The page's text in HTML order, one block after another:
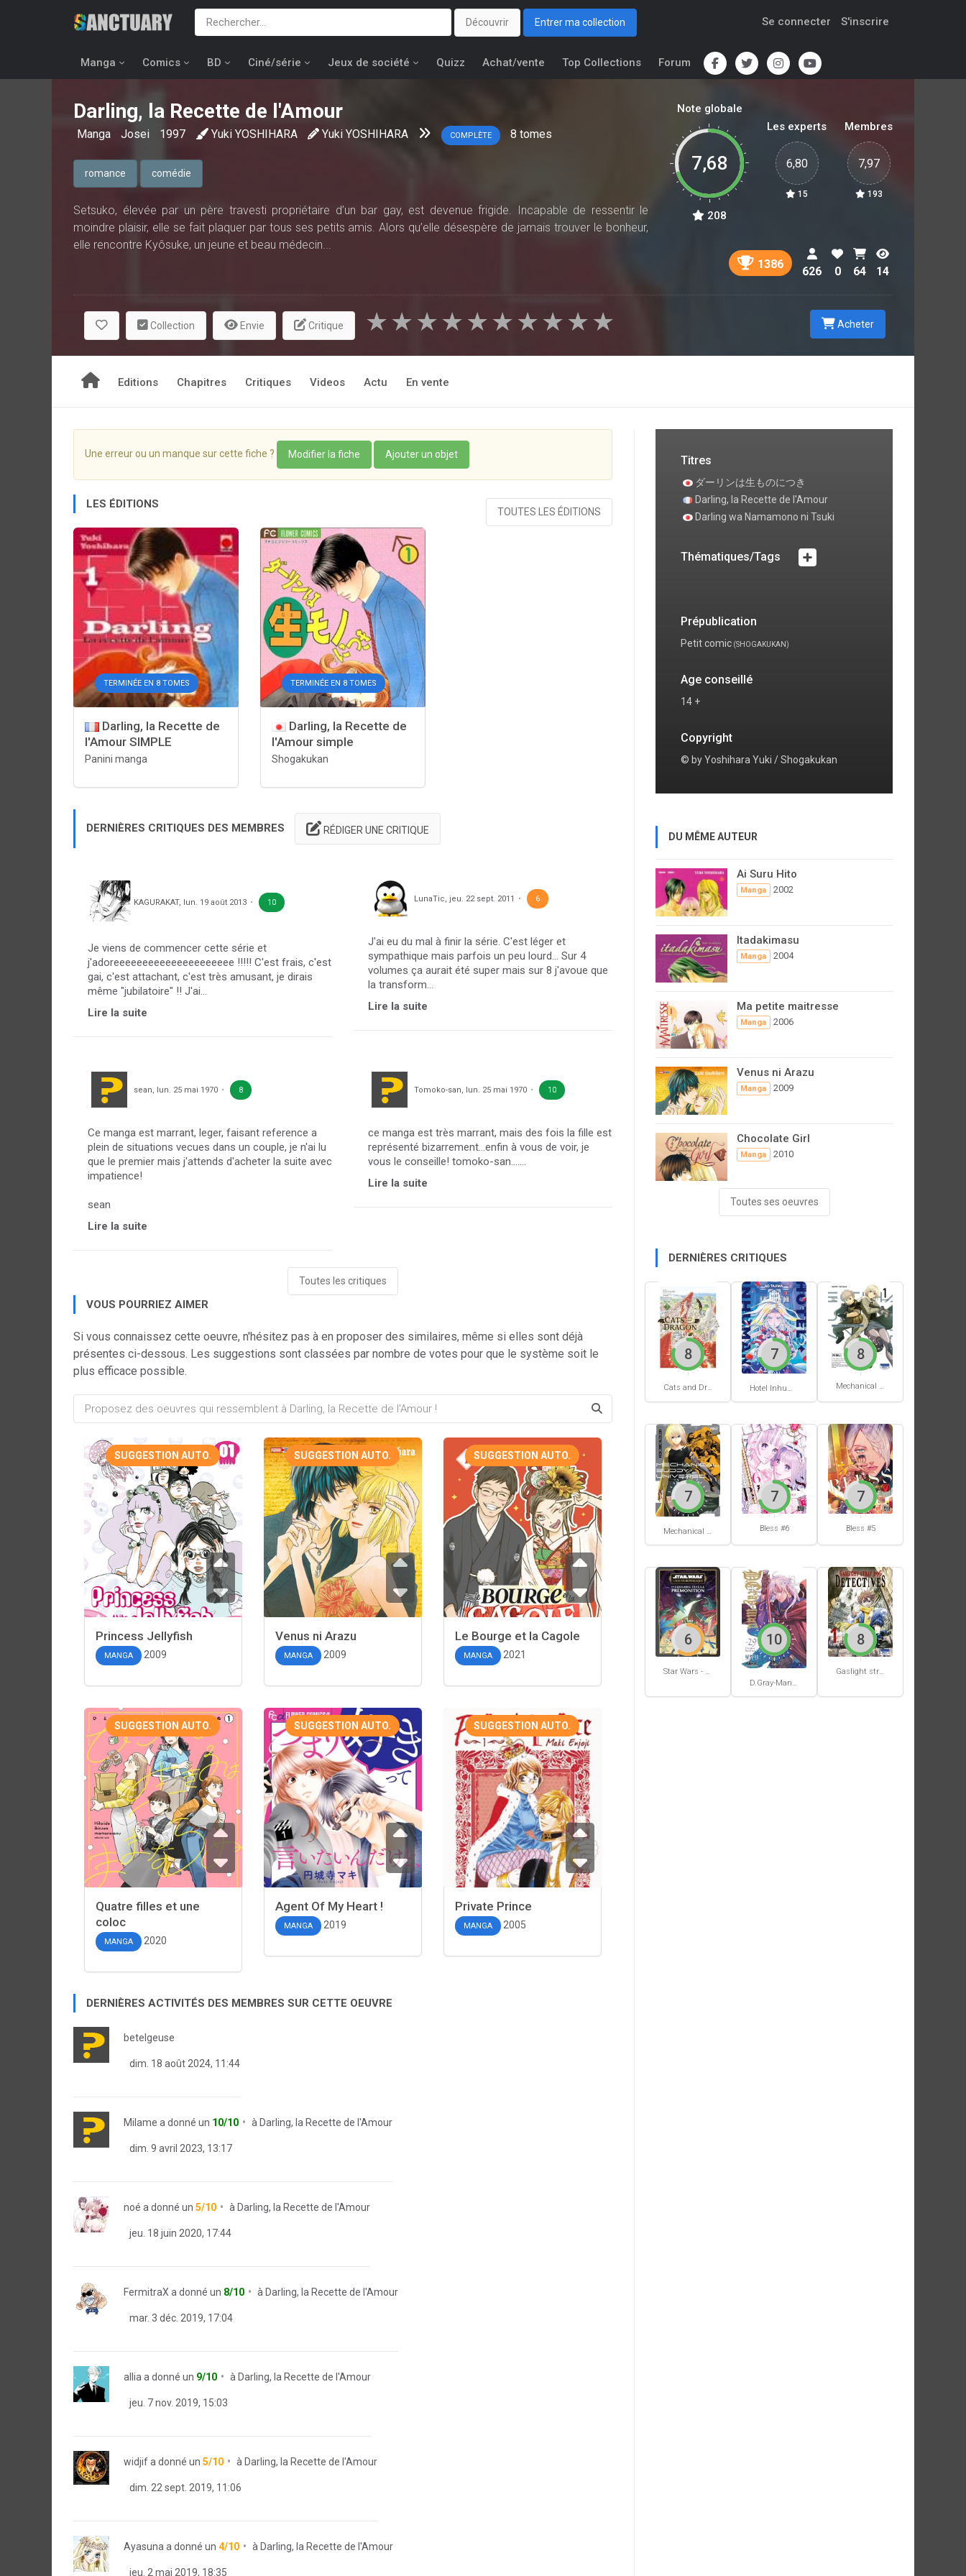
Découvrir Entrer ma collection Se connecter S'inscrire
Manga Comics BD Ciné/série Jeux de société Quizz Achat/vente Top Collections Forum
Darling, la Recette de l'Amour
Manga Josei 1997 Yuki YOSHIHARA Yuki YOSHIHARA COMPLÈTE 8 tomes
romance comédie
Setsuko, élevée par un père travesti propriétaire d’un bar gay, est devenue frigide. Incapable de ressentir le
moindre plaisir, elle se fait plaquer par tous ses petits amis. Alors qu’elle désespère de jamais trouver le bonheur,
elle rencontre Kyôsuke, un jeune et beau médecin...
Note globale
7,68
208
Les experts
6,80
15
Membres
7,97
193
1386
626 0 64 14
Collection Envie Critique ★
★
★
★
★
★
★
★
★
★ Acheter
Editions Chapitres Critiques Videos Actu En vente
Une erreur ou un manque sur cette fiche ? Modifier la fiche Ajouter un objet
LES ÉDITIONS
TOUTES LES ÉDITIONS
TERMINÉE EN 8 TOMES
Darling, la Recette de
l'Amour SIMPLE
Panini manga
TERMINÉE EN 8 TOMES
Darling, la Recette de
l'Amour simple
Shogakukan
DERNIÈRES CRITIQUES DES MEMBRES RÉDIGER UNE CRITIQUE
KAGURAKAT, lun. 19 août 2013 10
Je viens de commencer cette série et
j'adoreeeeeeeeeeeeeeeeeeeee !!!!! C'est frais, c'est
gai, c'est attachant, c'est très amusant, je dirais
même "jubilatoire" !! J'ai...
Lire la suite
LunaTic, jeu. 22 sept. 2011 6
J'ai eu du mal à finir la série. C'est léger et
sympathique mais parfois un peu lourd... Sur 4
volumes ça aurait été super mais sur 8 j'avoue que
la transform...
Lire la suite
sean, lun. 25 mai 1970 8
Ce manga est marrant, leger, faisant reference a
plein de situations vecues dans un couple, je n'ai lu
que le premier mais j'attends d'acheter la suite avec
impatience!
sean
Lire la suite
Tomoko-san, lun. 25 mai 1970 10
ce manga est très marrant, mais des fois la fille est
représenté bizarrement...enfin à vous de voir, je
vous le conseille! tomoko-san.......
Lire la suite
Toutes les critiques
VOUS POURRIEZ AIMER
Si vous connaissez cette oeuvre, n'hésitez pas à en proposer des similaires, même si elles sont déjà
présentes ci-dessous. Les suggestions sont classées par nombre de votes pour que le système soit le
plus efficace possible.
SUGGESTION AUTO.
Princess Jellyfish
MANGA 2009
SUGGESTION AUTO.
Venus ni Arazu
MANGA 2009
SUGGESTION AUTO.
Le Bourge et la Cagole
MANGA 2021
SUGGESTION AUTO.
Quatre filles et une
coloc
MANGA 2020
SUGGESTION AUTO.
Agent Of My Heart !
MANGA 2019
SUGGESTION AUTO.
Private Prince
MANGA 2005
DERNIÈRES ACTIVITÉS DES MEMBRES SUR CETTE OEUVRE
betelgeuse
dim. 18 août 2024, 11:44
Milame a donné un 10/10 à Darling, la Recette de l'Amour
dim. 9 avril 2023, 13:17
noé a donné un 5/10 à Darling, la Recette de l'Amour
jeu. 18 juin 2020, 17:44
FermitraX a donné un 8/10 à Darling, la Recette de l'Amour
mar. 3 déc. 2019, 17:04
allia a donné un 9/10 à Darling, la Recette de l'Amour
jeu. 7 nov. 2019, 15:03
widjifa donné un 5/10 à Darling, la Recette de l'Amour
dim. 22 sept. 2019, 11:06
Ayasuna a donné un 4/10 à Darling, la Recette de l'Amour
jeu. 2 mai 2019, 18:35
Titres
ダーリンは生ものにつき
Darling, la Recette de l'Amour
Darling wa Namamono ni Tsuki
Thématiques/Tags
Prépublication
Petit comic (SHOGAKUKAN)
Age conseillé
14 +
Copyright
© by Yoshihara Yuki / Shogakukan
DU MÊME AUTEUR
Ai Suru Hito
Manga 2002
Itadakimasu
Manga 2004
Ma petite maitresse
Manga 2006
Venus ni Arazu
Manga 2009
Chocolate Girl
Manga 2010
Toutes ses oeuvres
DERNIÈRES CRITIQUES
Cats and Dragon #3
8
Hotel Inhumans #1
7
Mechanical Buddy Universe #1
8
Mechanical Buddy Universe #0
7
Bless #6
7
Bless #5
7
6
D.Gray-Man #29
10 8